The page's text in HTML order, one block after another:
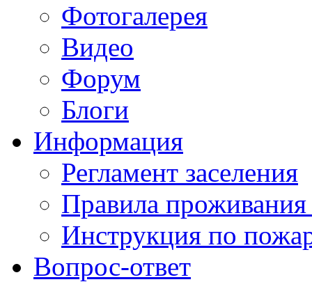
Фотогалерея
Видео
Форум
Блоги
Информация
Регламент заселения
Правила
Инструкция по
Вопрос-ответ